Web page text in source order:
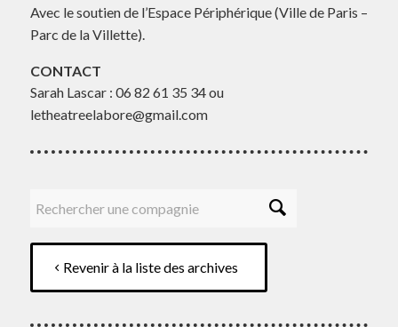
Avec le soutien de l’Espace Périphérique (Ville de Paris –
Parc de la Villette).
CONTACT
Sarah Lascar : 06 82 61 35 34 ou
letheatreelabore@gmail.com
Revenir à la liste des archives